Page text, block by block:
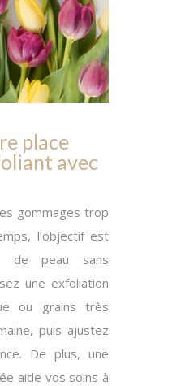
place
avec
gommages trop
l’objectif est
de peau sans
une exfoliation
ou grains très
puis ajustez
De plus, une
aide vos soins à